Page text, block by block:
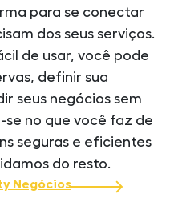
para se conectar
dos seus serviços.
de usar, você pode
definir sua
seus negócios sem
no que você faz de
seguras e eficientes
do resto.
Negócios